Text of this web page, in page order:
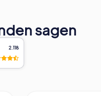
sagen
2.118